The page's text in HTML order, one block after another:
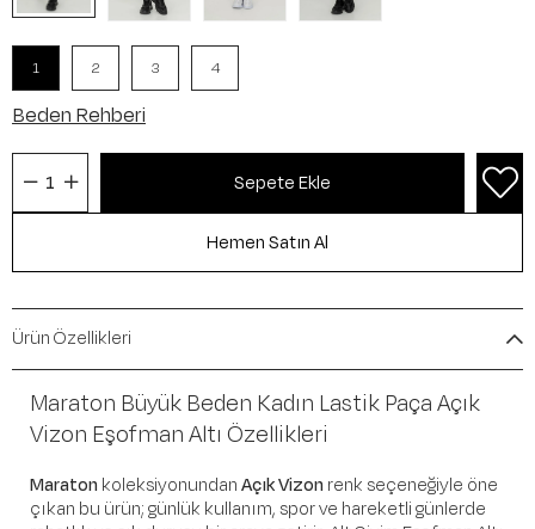
1 2 3 4
Beden Rehberi
Ürün Özellikleri
Maraton Büyük Beden Kadın Lastik Paça Açık
Vizon Eşofman Altı Özellikleri
Maraton koleksiyonundanAçık Vizon renk seçeneğiyle öne
çıkan bu ürün; günlük kullanım, spor ve hareketli günlerde